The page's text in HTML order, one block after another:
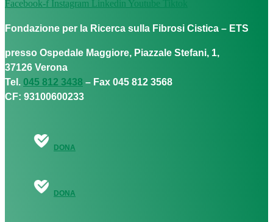
Facebook-f Instagram Linkedin Youtube Tiktok
Fondazione per la Ricerca sulla Fibrosi Cistica – ETS
presso Ospedale Maggiore, Piazzale Stefani, 1,
37126 Verona
Tel. 045 812 3438 – Fax 045 812 3568
CF: 93100600233
DONA
DONA